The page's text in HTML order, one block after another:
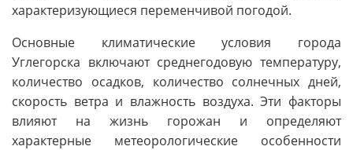
характеризующиеся переменчивой погодой.
Основные климатические условия города
Углегорска включают среднегодовую температуру,
количество осадков, количество солнечных дней,
скорость ветра и влажность воздуха. Эти факторы
влияют на жизнь горожан и определяют
характерные метеорологические особенности